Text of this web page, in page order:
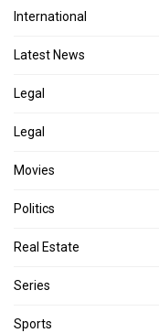
International
Latest News
Legal
Legal
Movies
Politics
Real Estate
Series
Sports